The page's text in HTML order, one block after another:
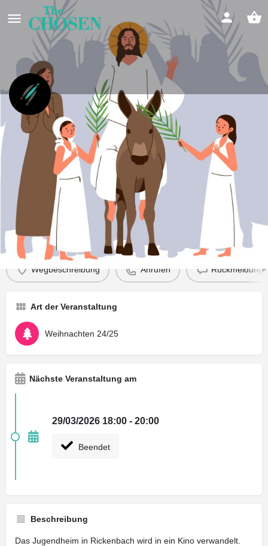
Palmsonntag mit The Chosen in
Rickenbach
Feierlicher Einzug von Jesus in Jerusalem
Event date
29/03/2026 - 29/03/2026
Infos Feedback Store
Wegbeschreibung Anrufen Rückmeldung
Art der Veranstaltung
Weihnachten 24/25
Nächste Veranstaltung am
29/03/2026 18:00 - 20:00
Beendet
Beschreibung
Das Jugendheim in Rickenbach wird in ein Kino verwandelt.